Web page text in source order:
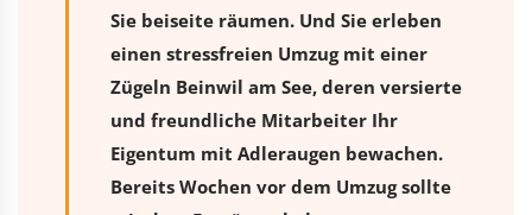
Sie beiseite räumen. Und Sie erleben
einen stressfreien Umzugmit einer
Zügeln Beinwil am See, deren versierte
und freundliche Mitarbeiter Ihr
Eigentum mit Adleraugen bewachen.
Bereits Wochen vor dem Umzug sollte